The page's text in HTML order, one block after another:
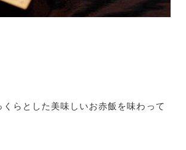
らとした美味しいお赤飯を味わって